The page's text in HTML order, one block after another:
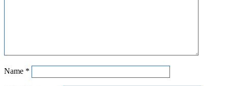
Name *